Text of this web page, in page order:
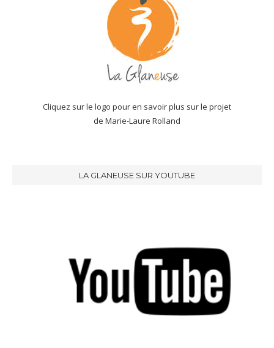
Cliquez sur le logo pour en savoir plus sur le projet
de Marie-Laure Rolland
LA GLANEUSE SUR YOUTUBE